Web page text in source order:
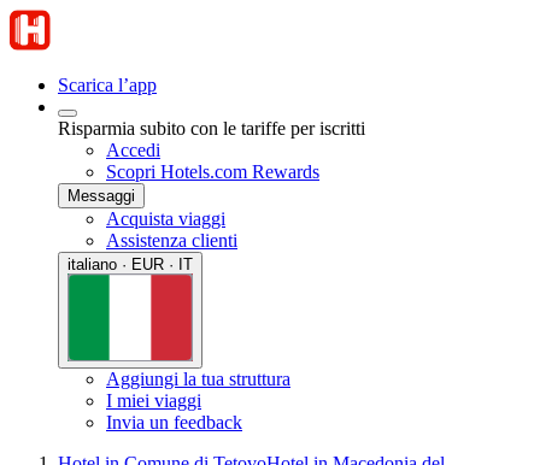
Scarica l’app
Risparmia subito con le tariffe per iscritti
Accedi
Scopri Hotels.com Rewards
Messaggi
Acquista viaggi
Assistenza clienti
italiano · EUR · IT
Aggiungi la tua struttura
I miei viaggi
Invia un feedback